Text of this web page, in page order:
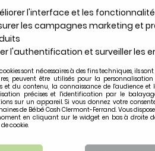
TOILETTE & SOIN
tissu en rollers LIZA
l'interface et les
les campagnes marketing et
l'authentification et surveiller les
sont nécessaires à des fins techniques, ils
peuvent être utilisés pour la
et du contenu, la connaissance de l'audience et
précises et l'identification par le
sur un appareil. Si vous donnez votre
de Bébé Cash Clermont-Ferrand. Vous
en cliquant sur le widget en bas à droite
cookie.